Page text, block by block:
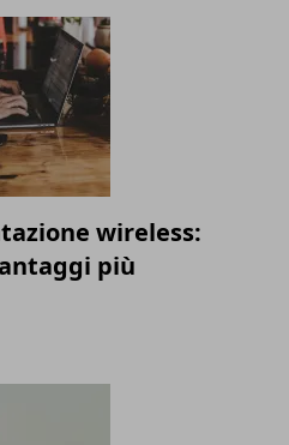
wireless:
più